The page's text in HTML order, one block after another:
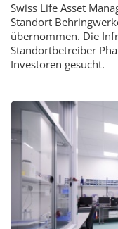
Swiss Life Asset
Standort
übernommen. Die
Standortbetreiber
Investoren gesucht.